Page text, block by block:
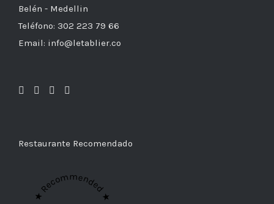
Belén - Medellin
Teléfono: 302 223 79 66
Email: info@letablier.co
Restaurante Recomendado
★ Recommended ★